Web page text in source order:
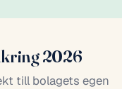
2026
till bolagets egen